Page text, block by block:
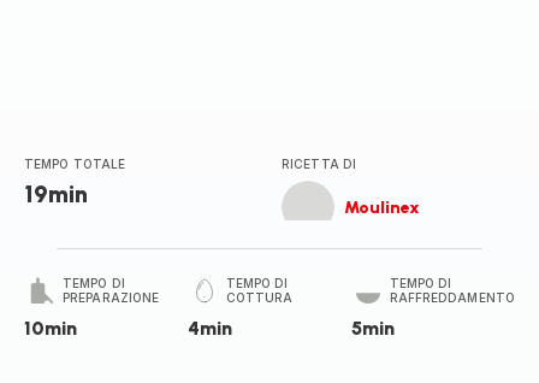
TEMPO TOTALE
19min
RICETTA DI
Moulinex
TEMPO DI
PREPARAZIONE
10min
TEMPO DI
COTTURA
4min
TEMPO DI
RAFFREDDAMENTO
5min